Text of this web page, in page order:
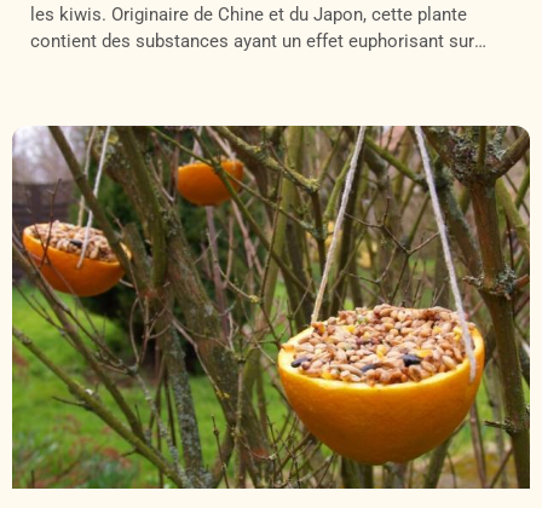
les kiwis. Originaire de Chine et du Japon, cette plante
contient des substances ayant un effet euphorisant sur
addictive […]